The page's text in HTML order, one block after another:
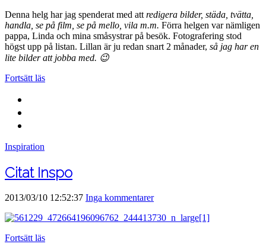
Denna helg har jag spenderat med att redigera bilder, städa, tvätta,
handla, se på film, se på mello, vila m.m. Förra helgen var nämligen
pappa, Linda och mina småsystrar på besök. Fotografering stod
högst upp på listan. Lillan är ju redan snart 2 månader, så jag har en
lite bilder att jobba med. 😉
Fortsätt läs
Inspiration
Citat Inspo
2013/03/10 12:52:37 Inga kommentarer
Fortsätt läs